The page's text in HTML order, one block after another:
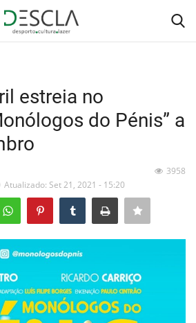
estreia no
do Pénis” a
Atualizado: Set 21, 2021 - 15:20
3958